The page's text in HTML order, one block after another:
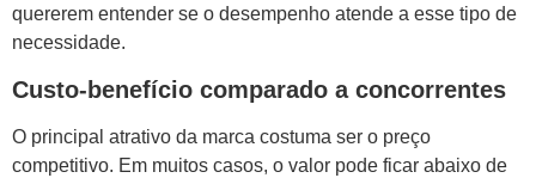
quererem entender se o desempenho atende a esse tipo de
necessidade.
Custo-benefício comparado a concorrentes
O principal atrativo da marca costuma ser o preço
competitivo. Em muitos casos, o valor pode ficar abaixo de